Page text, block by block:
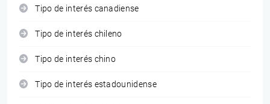
Tipo de interés canadiense
Tipo de interés chileno
Tipo de interés chino
Tipo de interés estadounidense